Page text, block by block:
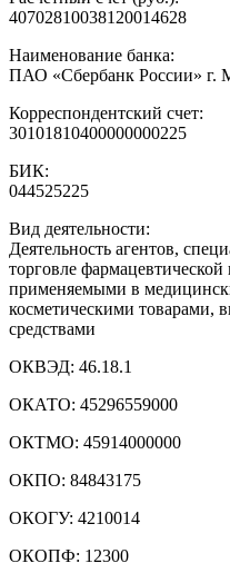
40702810038120014628
Наименование банка:
ПАО «Сбербанк России» г.
Корреспондентский счет:
30101810400000000225
БИК:
044525225
Вид деятельности:
Деятельность агентов,
торговле
применяемыми в
косметическими товарами,
средствами
ОКВЭД: 46.18.1
ОКАТО: 45296559000
ОКТМО: 45914000000
ОКПО: 84843175
ОКОГУ: 4210014
ОКОПФ: 12300